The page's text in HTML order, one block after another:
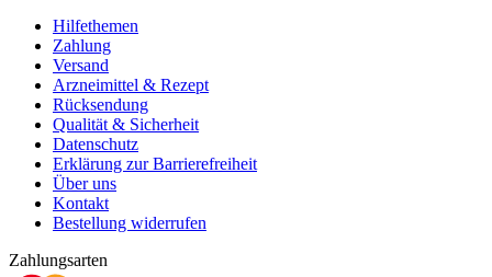
Hilfethemen
Zahlung
Versand
Arzneimittel & Rezept
Rücksendung
Qualität & Sicherheit
Datenschutz
Erklärung zur Barrierefreiheit
Über uns
Kontakt
Bestellung widerrufen
Zahlungsarten